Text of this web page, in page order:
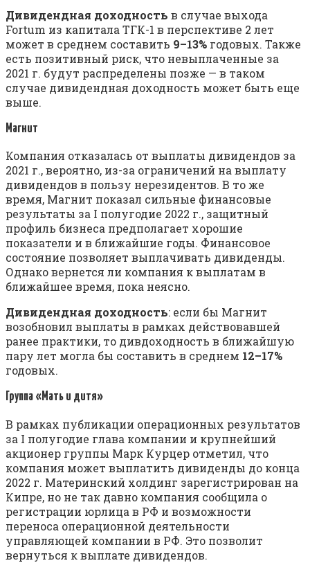
Дивидендная доходность в случае выхода
Fortum из капитала ТГК-1 в перспективе 2 лет
может в среднем составить 9–13% годовых. Также
есть позитивный риск, что невыплаченные за
2021 г. будут распределены позже — в таком
случае дивидендная доходность может быть еще
выше.
Магнит
Компания отказалась от выплаты дивидендов за
2021 г., вероятно, из-за ограничений на выплату
дивидендов в пользу нерезидентов. В то же
время, Магнит показал сильные финансовые
результаты за I полугодие 2022 г., защитный
профиль бизнеса предполагает хорошие
показатели и в ближайшие годы. Финансовое
состояние позволяет выплачивать дивиденды.
Однако вернется ли компания к выплатам в
ближайшее время, пока неясно.
Дивидендная доходность: если бы Магнит
возобновил выплаты в рамках действовавшей
ранее практики, то дивдоходность в ближайшую
пару лет могла бы составить в среднем 12–17%
годовых.
Группа «Мать и дитя»
В рамках публикации операционных результатов
за I полугодие глава компании и крупнейший
акционер группы Марк Курцер отметил, что
компания может выплатить дивиденды до конца
2022 г. Материнский холдинг зарегистрирован на
Кипре, но не так давно компания сообщила о
регистрации юрлица в РФ и возможности
переноса операционной деятельности
управляющей компании в РФ. Это позволит
вернуться к выплате дивидендов.